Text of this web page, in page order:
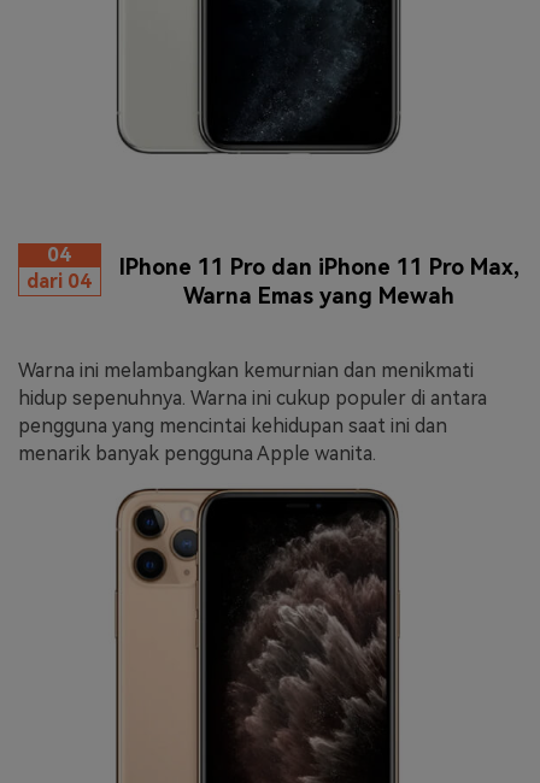
04
dari 04
IPhone 11 Pro dan iPhone 11 Pro Max,
Warna Emas yang Mewah
Warna ini melambangkan kemurnian dan menikmati
hidup sepenuhnya. Warna ini cukup populer di antara
pengguna yang mencintai kehidupan saat ini dan
menarik banyak pengguna Apple wanita.